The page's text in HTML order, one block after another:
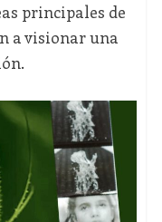
principales de
a visionar una